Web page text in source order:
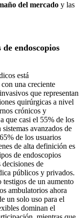
del mercado y las
endoscopios
está
una creciente
que representan
quirúrgicas a nivel
crónicos y
que casi el 55% de los
avanzados de
de los usuarios
de alta definición es
de endoscopios
de
públicos y privados.
testigos de un aumento
ambulatorios ahora
un solo uso para el
dominan el